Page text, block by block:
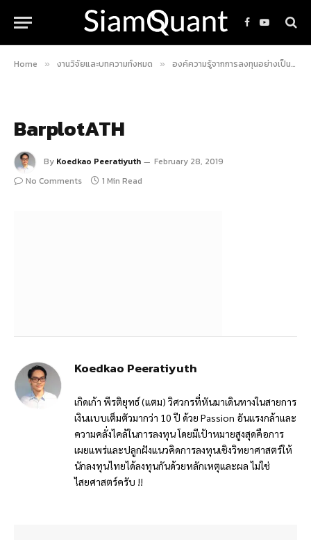
Facebook
YouTube
Home » งานวิจัยและบทความทั้งหมด » องค์ความรู้จากการลงทุนอย่างเป็นระบบ
BarplotATH
By Koedkao Peeratiyuth
February 28, 2019
No Comments
1 Min Read
Koedkao Peeratiyuth
เกิดเก้า พีรติยุทธ์ (แตม) วิศวกรที่หันมาเดินทางในสายการ
เงินแบบเต็มตัวมากว่า 10 ปี ด้วย Passion อันแรงกล้าและ
ความคลั่งไคล้ในการลงทุน โดยมีเป้าหมายสูงสุดคือการ
เผยแพร่และปลูกฝังแนวคิดการลงทุนเชิงวิทยาศาสตร์ให้
นักลงทุนไทยได้ลงทุนกันด้วยหลักเหตุและผล ไม่ใช่
ไสยศาสตร์ครับ !!